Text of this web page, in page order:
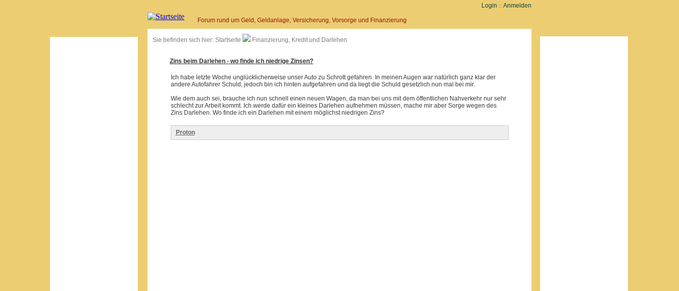
Login :: Anmelden
Forum rund um Geld, Geldanlage, Versicherung, Vorsorge und Finanzierung
Sie befinden sich hier: Startseite Finanzierung, Kredit und Darlehen
Zins beim Darlehen - wo finde ich niedrige Zinsen?
Ich habe letzte Woche unglücklicherweise unser Auto zu Schrott gefahren. In meinen Augen war natürlich ganz klar der
andere Autofahrer Schuld, jedoch bin ich hinten aufgefahren und da liegt die Schuld gesetzlich nun mal bei mir.
Wie dem auch sei, brauche ich nun schnell einen neuen Wagen, da man bei uns mit dem öffentlichen Nahverkehr nur sehr
schlecht zur Arbeit kommt. Ich werde dafür ein kleines Darlehen aufnehmen müssen, mache mir aber Sorge wegen des
Zins Darlehen. Wo finde ich ein Darlehen mit einem möglichst niedrigen Zins?
Proton